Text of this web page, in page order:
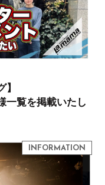
一覧を掲載いたし